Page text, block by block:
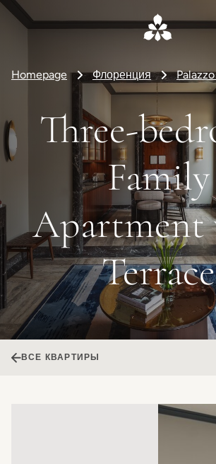
Homepage Флоренция
Three-
Family
Terrace
ВСЕ КВАРТИРЫ